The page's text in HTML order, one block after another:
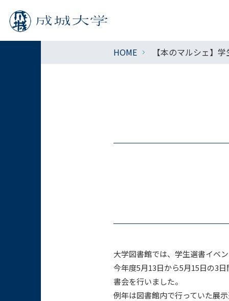
HOME 【本のマルシェ】
大学図書館では、学生選書イベ
今年度5月13日から5月15日の3
書会を行いました。
例年は図書館内で行っていた展